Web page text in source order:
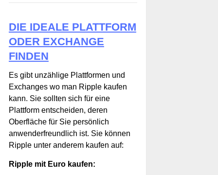
DIE IDEALE PLATTFORM
ODER EXCHANGE
FINDEN
Es gibt unzählige Plattformen und
Exchanges wo man Ripple kaufen
kann. Sie sollten sich für eine
Plattform entscheiden, deren
Oberfläche für Sie persönlich
anwenderfreundlich ist. Sie können
Ripple unter anderem kaufen auf:
Ripple mit Euro kaufen: